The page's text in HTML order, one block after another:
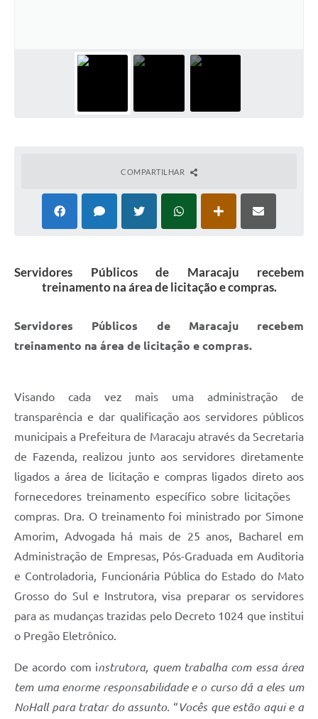
COMPARTILHAR
Servidores Públicos de Maracaju recebem
treinamento na área de licitação e compras.
Servidores Públicos de Maracaju recebem
treinamento na área de licitação e compras.
Visando cada vez mais uma administração de
transparência e dar qualificação aos servidores públicos
municipais a Prefeitura de Maracaju através da Secretaria
de Fazenda, realizou junto aos servidores diretamente
ligados a área de licitação e compras ligados direto aos
fornecedores treinamento específico sobre licitações
compras. Dra. O treinamento foi ministrado por Simone
Amorim, Advogada há mais de 25 anos, Bacharel em
Administração de Empresas, Pós-Graduada em Auditoria
e Controladoria, Funcionária Pública do Estado do Mato
Grosso do Sul e Instrutora, visa preparar os servidores
para as mudanças trazidas pelo Decreto 1024 que institui
o Pregão Eletrônico.
De acordo com instrutora, quem trabalha com essa área
tem uma enorme responsabilidade e o curso dá a eles um
NoHall para tratar do assunto. “Vocês que estão aqui e a